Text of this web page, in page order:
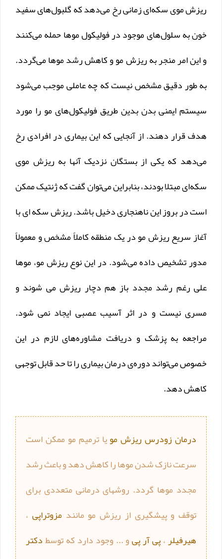
ریزش موی سکه‌ای زمانی رخ می‌دهد که گلبول‌های سفید
خون به سلول‌های موجود در فولیکول موها حمله می‌کنند
و این امر منجر به ریزش مو و کاهش رشد موها می‌گردد.
به طور دقیق مشخص نیست که چه عاملی موجب می‌شود
سیستم ایمنی بدن بدین طریق فولیکول‌های مو را مورد
هدف قرار دهند. از آنجایی که این بیماری در افرادی رخ
می‌دهد که یکی از بستگان نزدیک آنها به ریزش موی
سکه‌ای مبتلا بودند، بنابراین می‌توان گفت که ژنتیک ممکن
است در بروز این ناهنجاری دخیل باشد. ریزش سکه ای با
آغاز سریع ریزش مو در یک منطقه کاملاً مشخص و معمولاً
مدور تشخیص داده می‌شود. در این نوع ریزش مو، موها
علی رغم رشد مجدد باز هم دچار ریزش می شوند و
مسری نیست و در اثر آسیب عصبی ایجاد نمی شود.
مراجعه به پزشک و دریافت مشاوره‌‌های لازم در این
خصوص می‌تواند دوره‌ی درمان بیماری را تا حد قابل توجهی
کاهش دهد.
درمان زودرس ریزش مویا ترمیم مو ممکن است
سرعت نازک شدن موها را کاهش دهد و باعث رشد
مجدد موها گردد. روشهای درمانی متعددی برای
توقف و پیشگیری از ریزش مو مانندمزوتراپی ،
هیرفیلر،پی آر پیو ... وجود دارد که توسطدکتر